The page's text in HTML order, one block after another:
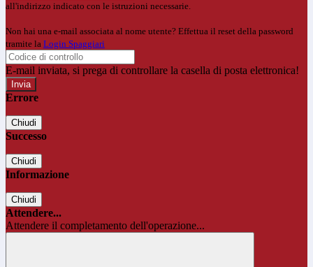
all'indirizzo indicato con le istruzioni necessarie.
Non hai una e-mail associata al nome utente? Effettua il reset della password
tramite la Login Spaggiari
E-mail inviata, si prega di controllare la casella di posta elettronica!
Errore
Chiudi
Successo
Chiudi
Informazione
Chiudi
Attendere...
Attendere il completamento dell'operazione...